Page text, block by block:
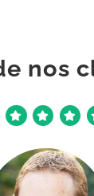
FHD
nos